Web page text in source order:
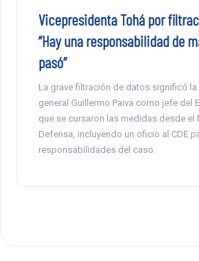
Vicepresidenta Tohá por
“Hay una responsabilidad de
pasó”
La grave filtración de datos significó la
general Guillermo Paiva como jefe del
que se cursaron las medidas desde el
Defensa, incluyendo un oficio al CDE
responsabilidades del caso.